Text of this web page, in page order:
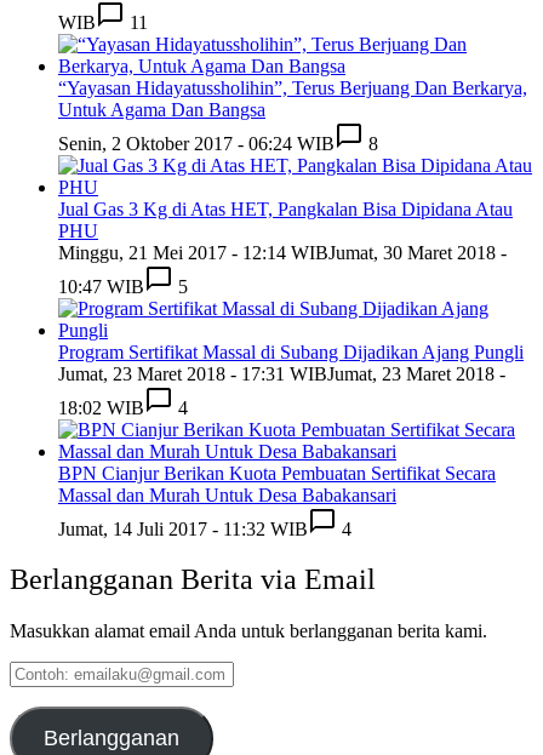
WIB
11
“Yayasan Hidayatussholihin”, Terus Berjuang Dan Berkarya,
Untuk Agama Dan Bangsa
Senin, 2 Oktober 2017 - 06:24 WIB
8
Jual Gas 3 Kg di Atas HET, Pangkalan Bisa Dipidana Atau
PHU
Minggu, 21 Mei 2017 - 12:14 WIBJumat, 30 Maret 2018 -
10:47 WIB
5
Program Sertifikat Massal di Subang Dijadikan Ajang Pungli
Jumat, 23 Maret 2018 - 17:31 WIBJumat, 23 Maret 2018 -
18:02 WIB
4
BPN Cianjur Berikan Kuota Pembuatan Sertifikat Secara
Massal dan Murah Untuk Desa Babakansari
Jumat, 14 Juli 2017 - 11:32 WIB
4
Berlangganan Berita via Email
Masukkan alamat email Anda untuk berlangganan berita kami.
Contoh:
emailaku@gmail.com
Berlangganan